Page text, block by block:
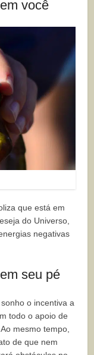
você
que está em
do Universo,
negativas
seu pé
o incentiva a
todo o apoio de
mesmo tempo,
de que nem